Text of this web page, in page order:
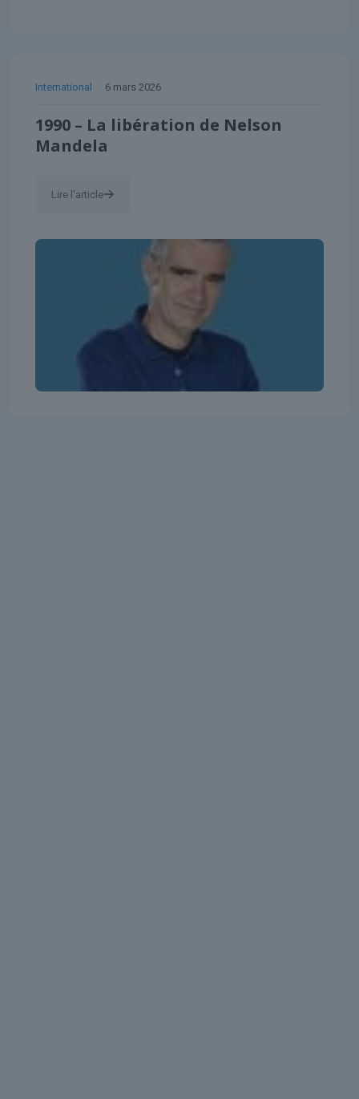
International 6 mars 2026
1990 – La libération de Nelson
Mandela
Lire l'article